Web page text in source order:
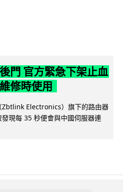
門 官方緊急下架止血
修時使用
Zbtlink Electronics）旗下的路由器
現每 35 秒便會與中國伺服器連